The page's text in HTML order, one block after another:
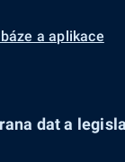
a aplikace
dat a